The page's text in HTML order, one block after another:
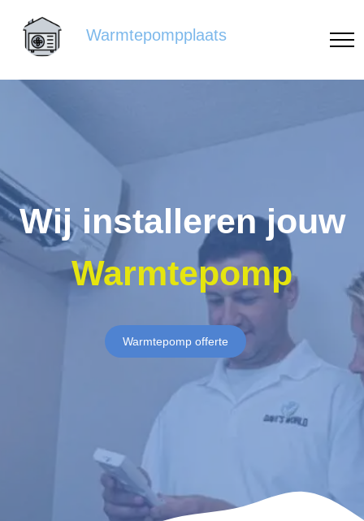
Warmtepompplaats
Wij installeren jouw
Warmtepomp
Warmtepomp offerte